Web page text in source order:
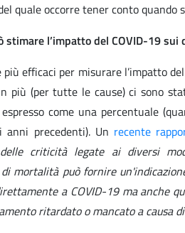
quale occorre tener conto quando
stimare l’impatto del COVID-19 sui
efficaci per misurare l’impatto
più (per tutte le cause) ci sono
come una percentuale
anni precedenti). Un recente
criticità legate ai diversi
di mortalità può fornire
a COVID-19 ma anche
ritardato o mancato a causa